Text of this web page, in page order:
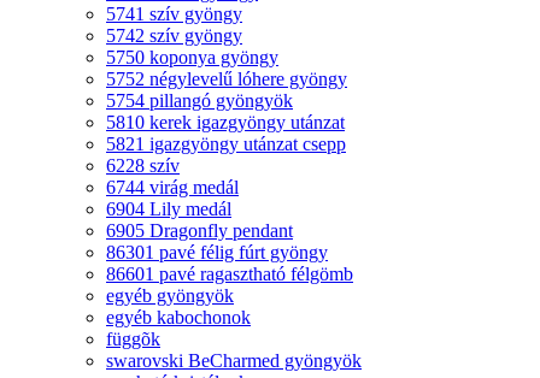
5741 szív gyöngy
5742 szív gyöngy
5750 koponya gyöngy
5752 négylevelű lóhere gyöngy
5754 pillangó gyöngyök
5810 kerek igazgyöngy utánzat
5821 igazgyöngy utánzat csepp
6228 szív
6744 virág medál
6904 Lily medál
6905 Dragonfly pendant
86301 pavé félig fúrt gyöngy
86601 pavé ragasztható félgömb
egyéb gyöngyök
egyéb kabochonok
függõk
swarovski BeCharmed gyöngyök